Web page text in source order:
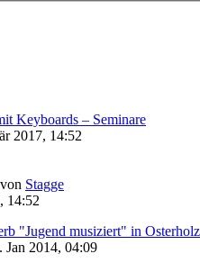
Keyboards – Seminare
2017, 14:52
von Stagge
14:52
"Jugend musiziert" in
Jan 2014, 04:09